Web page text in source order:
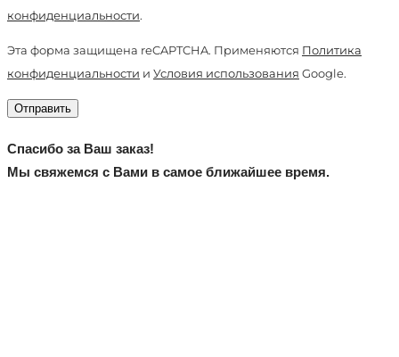
конфиденциальности.
Эта форма защищена reCAPTCHA. Применяются Политика
конфиденциальности и Условия использования Google.
Отправить
Спасибо за Ваш заказ!
Мы свяжемся с Вами в самое ближайшее время.